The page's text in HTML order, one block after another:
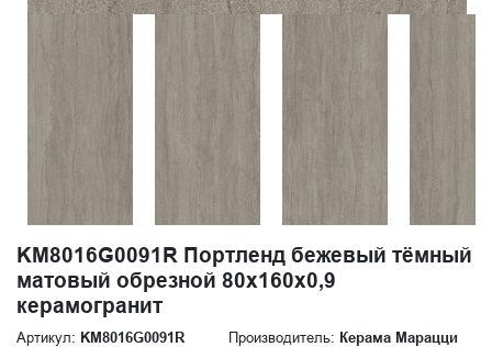
KM8016G0091R Портленд бежевый тёмный
матовый обрезной 80x160x0,9
керамогранит
Артикул: KM8016G0091R Производитель: Керама Марацци